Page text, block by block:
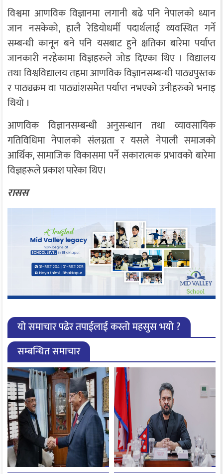
विश्वमा आणविक विज्ञानमा लगानी बढे पनि नेपालको ध्यान
जान नसकेको, हालै रेडियोधर्मी पदार्थलाई व्यवस्थित गर्ने
सम्बन्धी कानून बने पनि यसबाट हुने क्षतिका बारेमा पर्याप्त
जानकारी नरहेकामा विज्ञहरुले जोड दिएका थिए । विद्यालय
तथा विश्वविद्यालय तहमा आणविक विज्ञानसम्बन्धी पाठ्यपुस्तक
र पाठ्यक्रम वा पाठ्यांशसमेत पर्याप्त नभएको उनीहरुको भनाइ
थियो ।
आणविक विज्ञानसम्बन्धी अनुसन्धान तथा व्यावसायिक
गतिविधिमा नेपालको संलग्नता र यसले नेपाली समाजको
आर्थिक, सामाजिक विकासमा पर्ने सकारात्मक प्रभावको बारेमा
विज्ञहरूले प्रकाश पारेका थिए।
रासस
यो समाचार पढेर तपाईलाई कस्तो महसुस भयो ?
सम्बन्धित समाचार